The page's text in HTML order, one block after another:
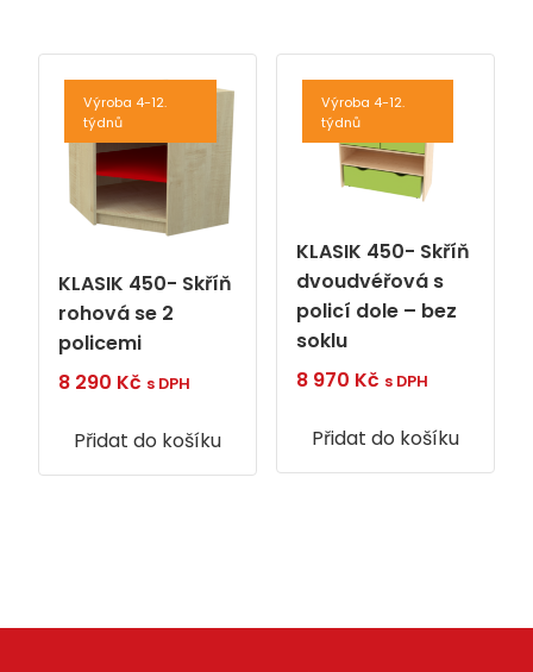
Výroba 4-12.
týdnů
KLASIK 450- Skříň
rohová se 2
policemi
8 290 Kč s DPH
Přidat do košíku
Výroba 4-12.
týdnů
KLASIK 450- Skříň
dvoudvéřová s
policí dole – bez
soklu
8 970 Kč s DPH
Přidat do košíku